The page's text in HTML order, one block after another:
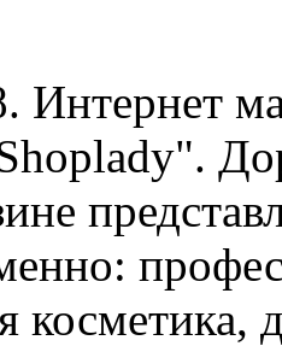
Интернет
косметика,